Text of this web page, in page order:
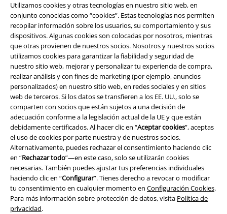
Utilizamos cookies y otras tecnologías en nuestro sitio web, en
conjunto conocidas como “cookies”. Estas tecnologías nos permiten
recopilar información sobre los usuarios, su comportamiento y sus
dispositivos. Algunas cookies son colocadas por nosotros, mientras
que otras provienen de nuestros socios. Nosotros y nuestros socios
utilizamos cookies para garantizar la fiabilidad y seguridad de
nuestro sitio web, mejorar y personalizar tu experiencia de compra,
realizar análisis y con fines de marketing (por ejemplo, anuncios
personalizados) en nuestro sitio web, en redes sociales y en sitios
web de terceros. Si los datos se transfieren a los EE. UU., solo se
comparten con socios que están sujetos a una decisión de
adecuación conforme a la legislación actual de la UE y que están
debidamente certificados. Al hacer clic en “Aceptar cookies”, aceptas
el uso de cookies por parte nuestra y de nuestros socios.
Alternativamente, puedes rechazar el consentimiento haciendo clic
en “Rechazar todo”—en este caso, solo se utilizarán cookies
necesarias. También puedes ajustar tus preferencias individuales
haciendo clic en “Configurar”. Tienes derecho a revocar o modificar
tu consentimiento en cualquier momento en Configuración Cookies.
Para más información sobre protección de datos, visita Política de
privacidad.
EMP Eventos
Programa de Afiliados
Sostenibilidad
Comunidad